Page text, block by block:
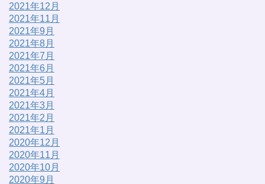
2021年12月
2021年11月
2021年9月
2021年8月
2021年7月
2021年6月
2021年5月
2021年4月
2021年3月
2021年2月
2021年1月
2020年12月
2020年11月
2020年10月
2020年9月